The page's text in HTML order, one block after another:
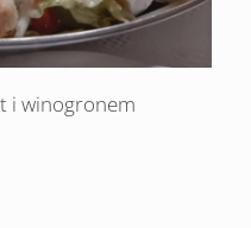
i winogronem